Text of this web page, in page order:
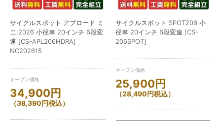
サイクルスポット アプロード ミ
ニ 2026 小径車 20インチ 6段変
速 [CS-APL206HDRA]
NC202615
オープン価格
34,900円
（38,390円税込）
サイクルスポット SPOT206 小
径車 20インチ 6段変速 [CS-
206SPOT]
オープン価格
25,900円
（28,490円税込）